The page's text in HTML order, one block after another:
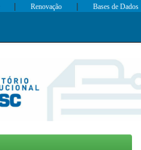
| Renovação | Bases de Dados